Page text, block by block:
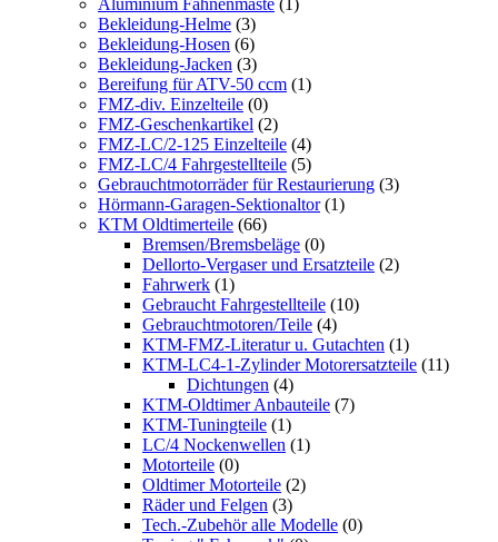
Aluminium Fahnenmaste (1)
Bekleidung-Helme (3)
Bekleidung-Hosen (6)
Bekleidung-Jacken (3)
Bereifung für ATV-50 ccm (1)
FMZ-div. Einzelteile (0)
FMZ-Geschenkartikel (2)
FMZ-LC/2-125 Einzelteile (4)
FMZ-LC/4 Fahrgestellteile (5)
Gebrauchtmotorräder für Restaurierung (3)
Hörmann-Garagen-Sektionaltor (1)
KTM Oldtimerteile (66)
Bremsen/Bremsbeläge (0)
Dellorto-Vergaser und Ersatzteile (2)
Fahrwerk (1)
Gebraucht Fahrgestellteile (10)
Gebrauchtmotoren/Teile (4)
KTM-FMZ-Literatur u. Gutachten (1)
KTM-LC4-1-Zylinder Motorersatzteile (11)
Dichtungen (4)
KTM-Oldtimer Anbauteile (7)
KTM-Tuningteile (1)
LC/4 Nockenwellen (1)
Motorteile (0)
Oldtimer Motorteile (2)
Räder und Felgen (3)
Tech.-Zubehör alle Modelle (0)